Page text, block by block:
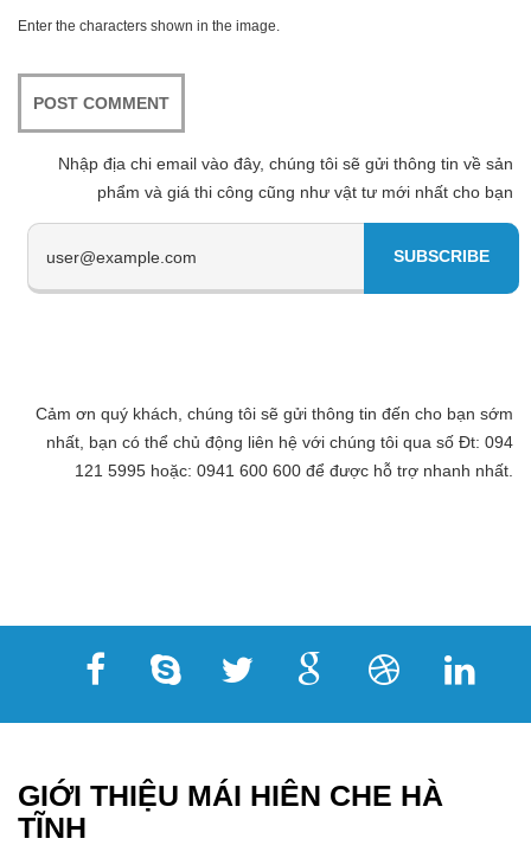
Enter the characters shown in the image.
Nhập địa chi email vào đây, chúng tôi sẽ gửi thông tin về sản
phẩm và giá thi công cũng như vật tư mới nhất cho bạn
Cảm ơn quý khách, chúng tôi sẽ gửi thông tin đến cho bạn sớm
nhất, bạn có thể chủ động liên hệ với chúng tôi qua số Đt: 094
121 5995 hoặc: 0941 600 600 để được hỗ trợ nhanh nhất.
GIỚI THIỆU MÁI HIÊN CHE HÀ
TĨNH